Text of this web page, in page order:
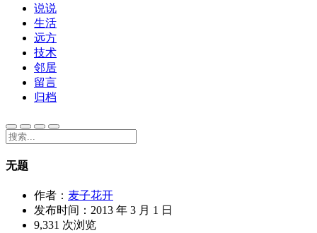
说说
生活
远方
技术
邻居
留言
归档
无题
作者： 麦子花开
发布时间： 2013 年 3 月 1 日
9,331 次浏览